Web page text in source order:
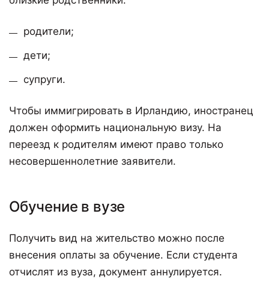
родители;
дети;
супруги.
Чтобы иммигрировать в Ирландию, иностранец
должен оформить национальную визу. На
переезд к родителям имеют право только
несовершеннолетние заявители.
Обучение в вузе
Получить вид на жительство можно после
внесения оплаты за обучение. Если студента
отчислят из вуза, документ аннулируется.